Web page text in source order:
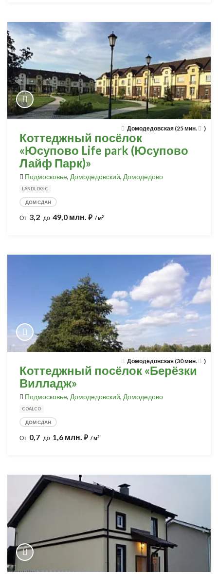
Домодедовская (25 мин. )
Коттеджный посёлок
«Юсупово Life park (Юсупово
Лайф Парк)»
Подмосковье, Домодедовский, Домодедово
LANDLOGIC
ДОМ СДАН
От 3,2 до 49,0 млн. ⃏ / м2
Домодедовская (30 мин. )
Коттеджный посёлок «Берёзки
Вилладж»
Подмосковье, Домодедовский, Домодедово
COALCO
ДОМ СДАН
От 0,7 до 1,6 млн. ⃏ / м2